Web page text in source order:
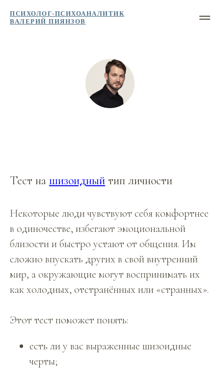
ПСИХОЛОГ-ПСИХОАНАЛИТИК
ВАЛЕРИЙ ПИЯНЗОВ
Тест на шизоидный тип личности
Некоторые люди чувствуют себя комфортнее
в одиночестве, избегают эмоциональной
близости и быстро устают от общения. Им
сложно впускать других в свой внутренний
мир, а окружающие могут воспринимать их
как холодных, отстранённых или «странных».
Этот тест поможет понять:
есть ли у вас выраженные шизоидные
черты;